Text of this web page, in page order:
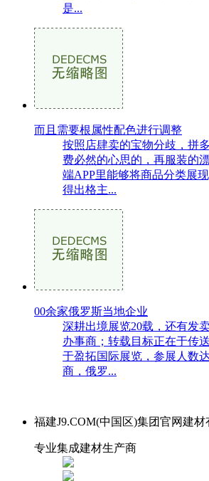
是...
而且需要根属性配色进行调整
按照店肆卖的宝物分歧，拼
费必然的心思的，再服装的
端APP里能够将商品分类展
得出格主...
00余家俄罗斯当地企业
深耕出境展览20载，还有发
办事商；转载目标正在于传
于盈拓国际展览，参展人数
商，俄罗...
福建J9.COM(中国区)集团官网建材
专业集成建材生产商